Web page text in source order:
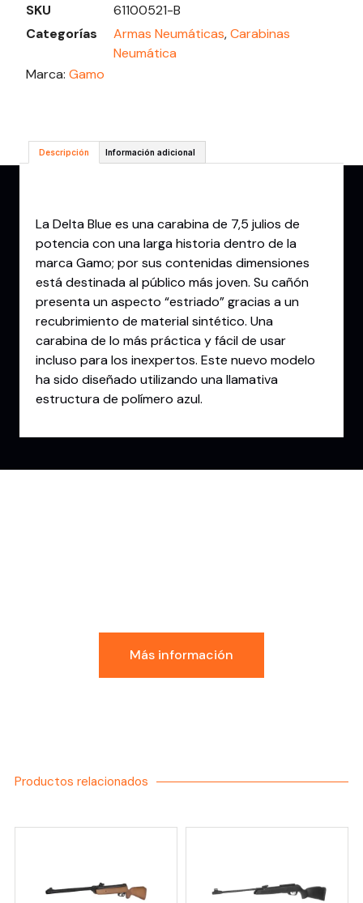
SKU
61100521-B
Categorías
Armas Neumáticas,Carabinas
Neumática
Marca: Gamo
Descripción Información adicional
La Delta Blue es una carabina de 7,5 julios de
potencia con una larga historia dentro de la
marca Gamo; por sus contenidas dimensiones
está destinada al público más joven. Su cañón
presenta un aspecto “estriado” gracias a un
recubrimiento de material sintético. Una
carabina de lo más práctica y fácil de usar
incluso para los inexpertos. Este nuevo modelo
ha sido diseñado utilizando una llamativa
estructura de polímero azul.
Más información
Productos relacionados